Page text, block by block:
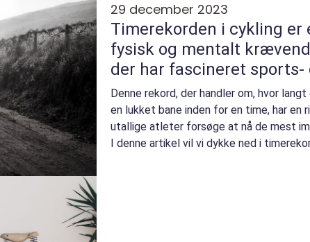
29 december 2023
Timerekorden i cykling er
fysisk og mentalt
der har fascineret sports-
fritidsentusiaster i årtier
Denne rekord, der handler om, hvor
en lukket bane inden for en time, har en
utallige atleter forsøge at nå de mest
I denne artikel vil vi dykke ned i